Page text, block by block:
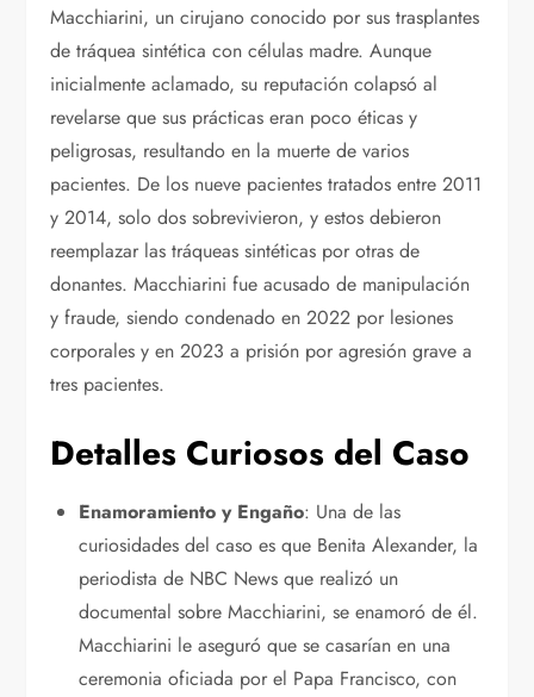
Macchiarini, un cirujano conocido por sus trasplantes
de tráquea sintética con células madre. Aunque
inicialmente aclamado, su reputación colapsó al
revelarse que sus prácticas eran poco éticas y
peligrosas, resultando en la muerte de varios
pacientes. De los nueve pacientes tratados entre 2011
y 2014, solo dos sobrevivieron, y estos debieron
reemplazar las tráqueas sintéticas por otras de
donantes. Macchiarini fue acusado de manipulación
y fraude, siendo condenado en 2022 por lesiones
corporales y en 2023 a prisión por agresión grave a
tres pacientes.
Detalles Curiosos del Caso
Enamoramiento y Engaño: Una de las
curiosidades del caso es que Benita Alexander, la
periodista de NBC News que realizó un
documental sobre Macchiarini, se enamoró de él.
Macchiarini le aseguró que se casarían en una
ceremonia oficiada por el Papa Francisco, con